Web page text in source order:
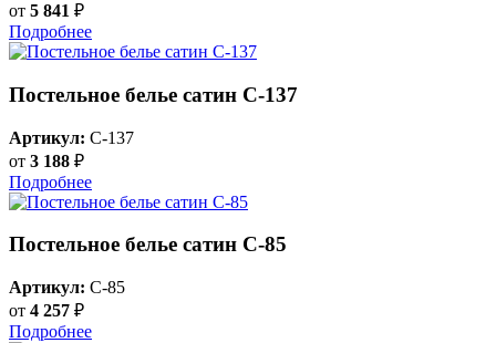
от 5 841 ₽
Подробнее
Постельное белье сатин С-137
Артикул: C-137
от 3 188 ₽
Подробнее
Постельное белье сатин C-85
Артикул: C-85
от 4 257 ₽
Подробнее